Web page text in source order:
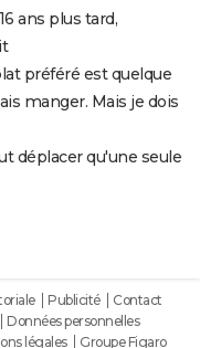
ans plus tard,
préféré est quelque
manger. Mais je dois
déplacer qu'une seule
Publicité
Contact
Données personnelles
légales Groupe Figaro